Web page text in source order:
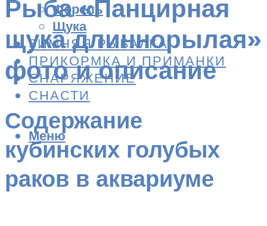
Форель
Щука
ЗИМНЯЯ РЫБАЛКА
ПРИКОРМКА И ПРИМАНКИ
СНАРЯЖЕНИЕ
СНАСТИ
Меню
Рыба «Панцирная
щука длиннорылая»
фото и описание
Содержание
кубинских голубых
раков в аквариуме